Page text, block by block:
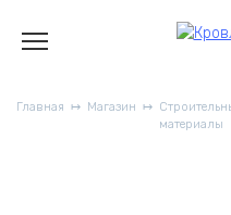
содержанию
Главная Магазин
материалы